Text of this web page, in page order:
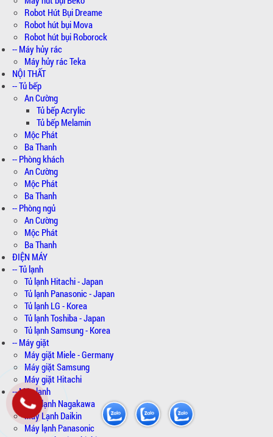
Robot Hút Bụi Dreame
Robot hút bụi Mova
Robot hút bụi Roborock
-- Máy hủy rác
Máy hủy rác Teka
NỘI THẤT
-- Tủ bếp
An Cường
Tủ bếp Acrylic
Tủ bếp Melamin
Mộc Phát
Ba Thanh
-- Phòng khách
An Cường
Mộc Phát
Ba Thanh
-- Phòng ngủ
An Cường
Mộc Phát
Ba Thanh
ĐIỆN MÁY
-- Tủ lạnh
Tủ lạnh Hitachi - Japan
Tủ lạnh Panasonic - Japan
Tủ lạnh LG - Korea
Tủ lạnh Toshiba - Japan
Tủ lạnh Samsung - Korea
-- Máy giặt
Máy giặt Miele - Germany
Máy giặt Samsung
Máy giặt Hitachi
-- Máy lạnh
Máy lạnh Nagakawa
Máy Lạnh Daikin
Máy lạnh Panasonic